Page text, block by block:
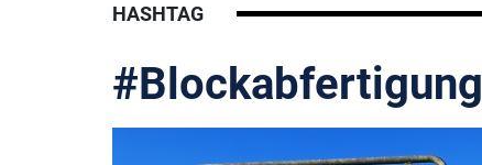
HASHTAG
#Blockabfertigung